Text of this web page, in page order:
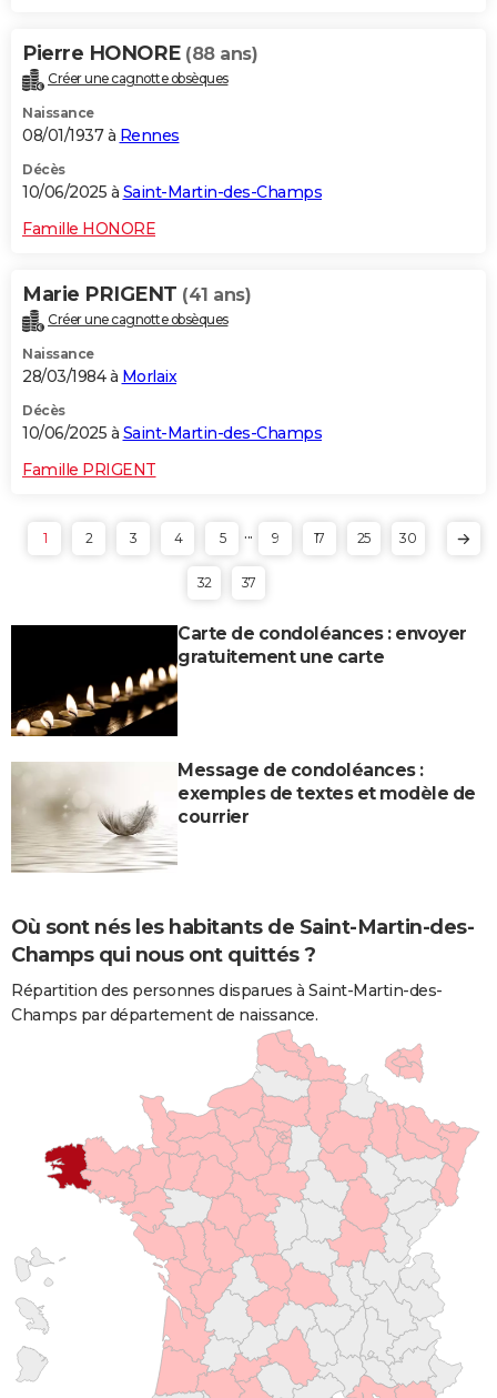
Pierre HONORE (88 ans)
Créer une cagnotte obsèques
Naissance
08/01/1937 à Rennes
Décès
10/06/2025 à Saint-Martin-des-Champs
Famille HONORE
Marie PRIGENT (41 ans)
Créer une cagnotte obsèques
Naissance
28/03/1984 à Morlaix
Décès
10/06/2025 à Saint-Martin-des-Champs
Famille PRIGENT
1 2 3 4 5 ... 9 17 25 30
32 37
Carte de condoléances : envoyer
gratuitement une carte
Message de condoléances :
exemples de textes et modèle de
courrier
Où sont nés les habitants de Saint-Martin-des-
Champs qui nous ont quittés ?
Répartition des personnes disparues à Saint-Martin-des-
Champs par département de naissance.